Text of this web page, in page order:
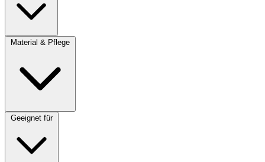
Material & Pflege
Geeignet für